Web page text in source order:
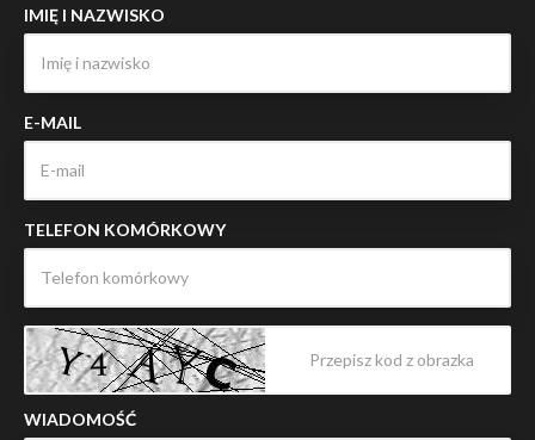
IMIĘ I NAZWISKO
E-MAIL
TELEFON KOMÓRKOWY
WIADOMOŚĆ